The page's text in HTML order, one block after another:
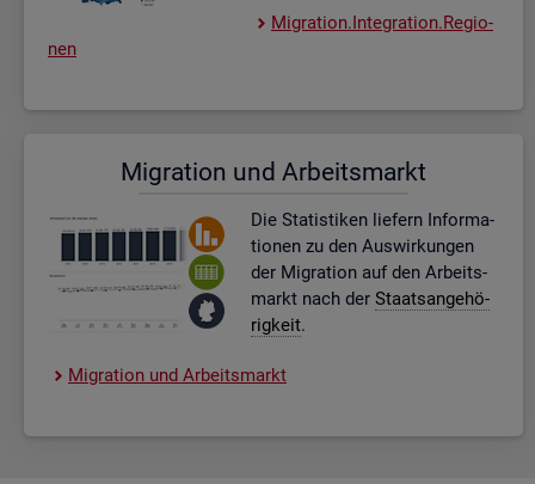
Mi­gra­ti­on.In­te­gra­ti­on.Re­gio­
nen
Mi­gra­ti­on und Ar­beits­markt
Die Sta­tis­ti­ken lie­fern In­for­ma­
tio­nen zu den Aus­wir­kun­gen
der Mi­gra­ti­on auf den Ar­beits­
markt nach der Staats­an­ge­hö­
rig­keit.
Mi­gra­ti­on und Ar­beits­markt